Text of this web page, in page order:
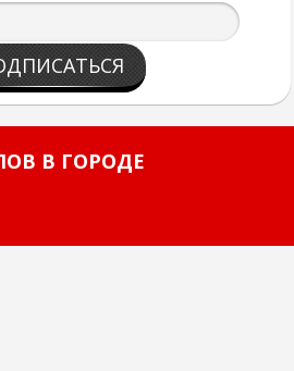
В ГОРОДЕ